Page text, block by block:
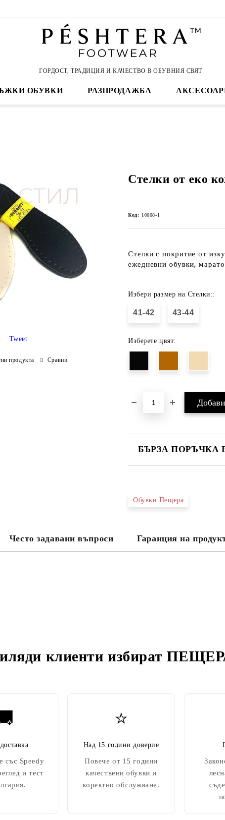
ГОРДОСТ, ТРАДИЦИЯ И КАЧЕСТВО В ОБУВНИЯ СВЯТ
ОБУВКИ РАЗПРОДАЖБА
Стелки от еко
Код: 10008-1
Стелки с покритие от
ежедневни обувки,
Избери размер на Стелки::
41-42 43-44
Изберете цвят:
БЪРЗА ПОРЪЧКА
Обувки Пещера
Tweet
продукта Сравни
Често задавани въпроси Гаранция на
клиенти избират
със Speedy
и тест
⭐
Над 15 години доверие
Повече от 15 години
качествени обувки и
коректно обслужване.